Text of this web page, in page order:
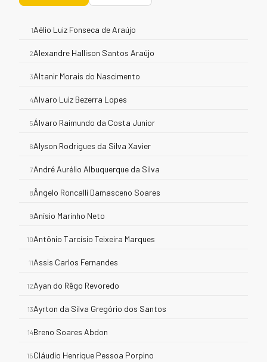
1Aélio Luiz Fonseca de Araújo
2Alexandre Hallison Santos Araújo
3Altanir Morais do Nascimento
4Alvaro Luiz Bezerra Lopes
5Álvaro Raimundo da Costa Junior
6Alyson Rodrigues da Silva Xavier
7André Aurélio Albuquerque da Silva
8Ângelo Roncalli Damasceno Soares
9Anísio Marinho Neto
10Antônio Tarcísio Teixeira Marques
11Assis Carlos Fernandes
12Ayan do Rêgo Revoredo
13Ayrton da Silva Gregório dos Santos
14Breno Soares Abdon
15Cláudio Henrique Pessoa Porpino